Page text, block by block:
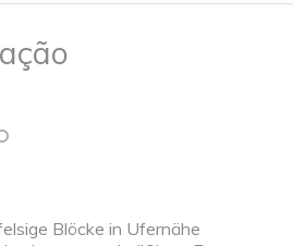
Blöcke in Ufernähe